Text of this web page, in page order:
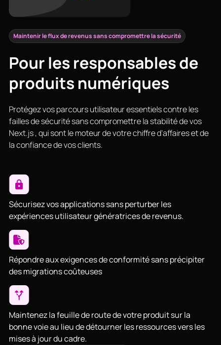
Maintenir le flux de revenus sans compromettre la sécurité
Pour les responsables de
produits numériques
Protégez vos parcours utilisateur essentiels contre les
failles de sécurité sans compromettre la stabilité de vos
Next.js , qui sont le moteur de votre chiffre d'affaires et de
la confiance de vos clients.
Sécurisez vos applications sans perturber les
expériences utilisateur génératrices de revenus.
Répondre aux exigences de conformité sans précipiter
des migrations coûteuses
Maintenez la feuille de route de votre produit sur la
bonne voie au lieu de détourner les ressources vers les
mises à jour du cadre.